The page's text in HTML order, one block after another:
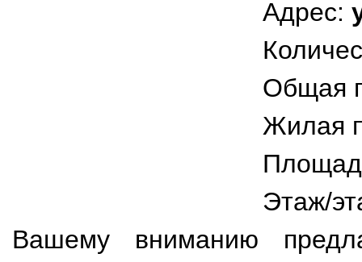
Гостиная
Адрес:
Общая
Жилая
Этаж/
Вашему вниманию